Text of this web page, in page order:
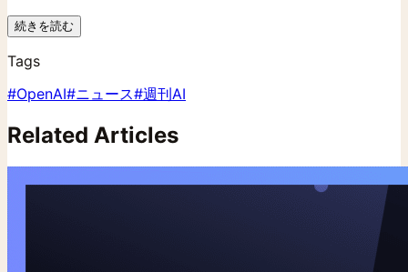
続きを読む
Tags
#OpenAI#ニュース#週刊AI
Related Articles